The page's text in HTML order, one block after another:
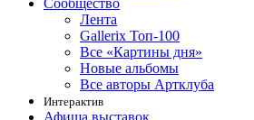
Сообщество
Лента
Gallerix Топ-100
Все «Картины дня»
Новые альбомы
Все авторы Артклуба
Интерактив
Афиша выставок